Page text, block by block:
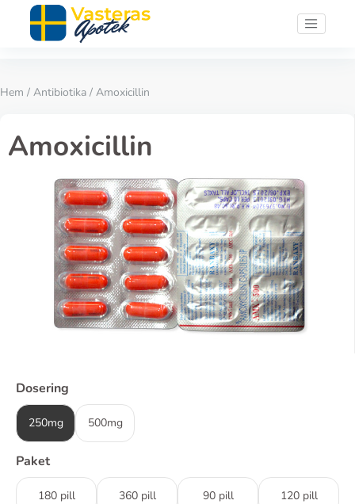
Hem / Antibiotika / Amoxicillin
Amoxicillin
Dosering
250mg 500mg
Paket
180 pill 360 pill 90 pill 120 pill